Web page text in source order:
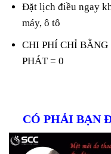
Đặt lịch điều ngay
máy, ô tô
CHI PHÍ CHỈ
PHÁT = 0
CÓ PHẢI BẠN